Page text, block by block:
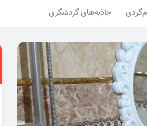
جاذبه‌های گردشگری